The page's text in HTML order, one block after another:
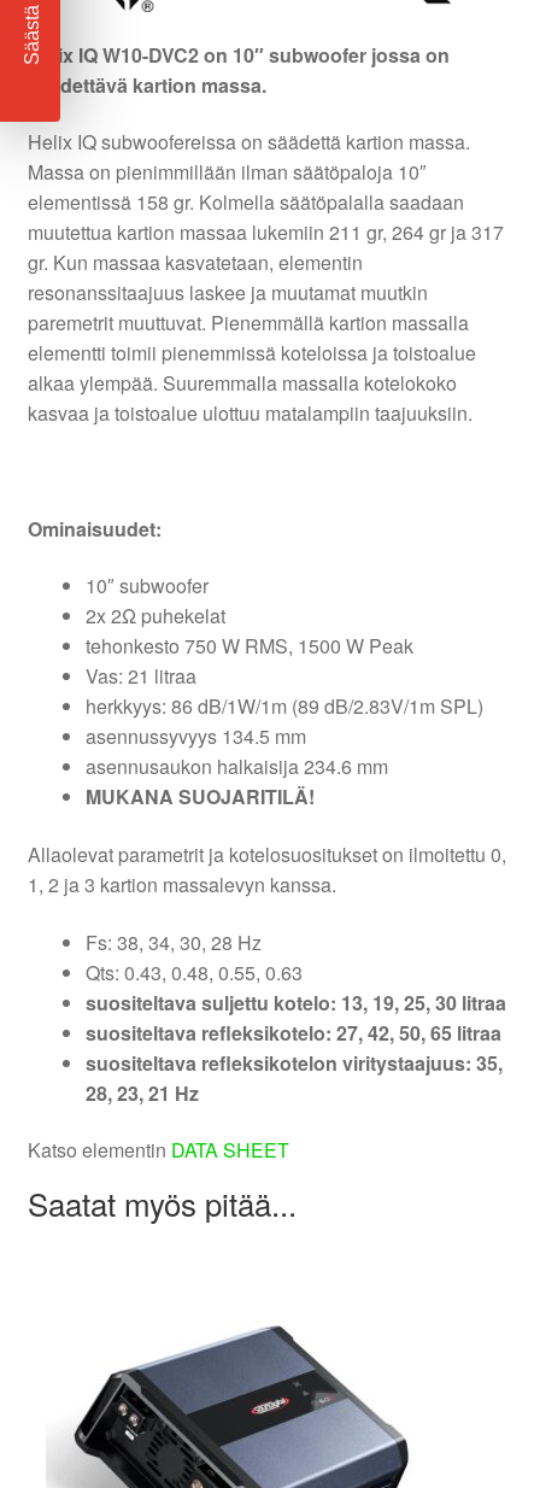
Helix IQ W10-DVC2 on 10″ subwoofer jossa on
säädettävä kartion massa.
Helix IQ subwoofereissa on säädettä kartion massa.
Massa on pienimmillään ilman säätöpaloja 10″
elementissä 158 gr. Kolmella säätöpalalla saadaan
muutettua kartion massaa lukemiin 211 gr, 264 gr ja 317
gr. Kun massaa kasvatetaan, elementin
resonanssitaajuus laskee ja muutamat muutkin
paremetrit muuttuvat. Pienemmällä kartion massalla
elementti toimii pienemmissä koteloissa ja toistoalue
alkaa ylempää. Suuremmalla massalla kotelokoko
kasvaa ja toistoalue ulottuu matalampiin taajuuksiin.
Ominaisuudet:
10″ subwoofer
2x 2Ω puhekelat
tehonkesto 750 W RMS, 1500 W Peak
Vas: 21 litraa
herkkyys: 86 dB/1W/1m (89 dB/2.83V/1m SPL)
asennussyvyys 134.5 mm
asennusaukon halkaisija 234.6 mm
MUKANA SUOJARITILÄ!
Allaolevat parametrit ja kotelosuositukset on ilmoitettu 0,
1, 2 ja 3 kartion massalevyn kanssa.
Fs: 38, 34, 30, 28 Hz
Qts: 0.43, 0.48, 0.55, 0.63
suositeltava suljettu kotelo: 13, 19, 25, 30 litraa
suositeltava refleksikotelo: 27, 42, 50, 65 litraa
suositeltava refleksikotelon viritystaajuus: 35,
28, 23, 21 Hz
Katso elementin DATA SHEET
Saatat myös pitää...
Säästä